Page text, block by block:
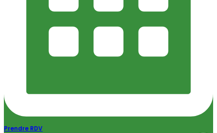
Prendre RDV